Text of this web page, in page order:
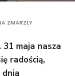
ZMARZŁY
maja nasza
radością,